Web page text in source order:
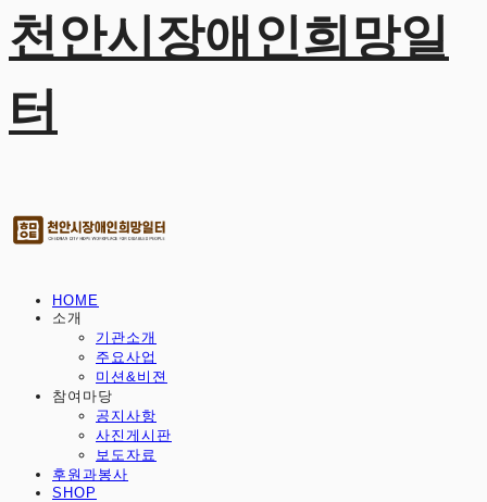
천안시장애인희망일
터
HOME
소개
기관소개
주요사업
미션&비젼
참여마당
공지사항
사진게시판
보도자료
후원과봉사
SHOP